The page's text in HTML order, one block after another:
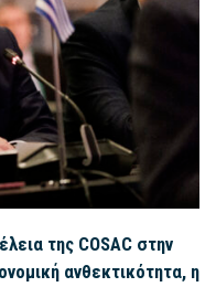
της COSAC στην
ανθεκτικότητα, η